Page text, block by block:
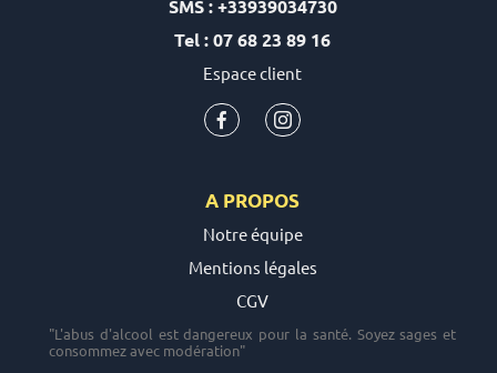
SMS : +33939034730
Tel : 07 68 23 89 16
Espace client
A PROPOS
Notre équipe
Mentions légales
CGV
"L'abus d'alcool est dangereux pour la santé. Soyez sages et
consommez avec modération"